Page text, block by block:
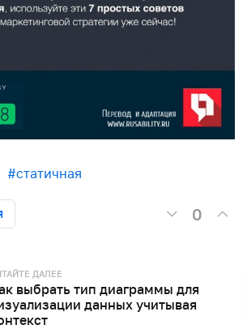
#статичная
0
ДАЛЕЕ
выбрать тип диаграммы для
данных учитывая